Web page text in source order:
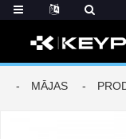
MĀJAS